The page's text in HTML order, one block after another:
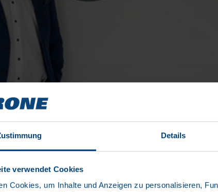
Details
verwendet Cookies
Cookies, um Inhalte und Anzeigen zu personalisieren,